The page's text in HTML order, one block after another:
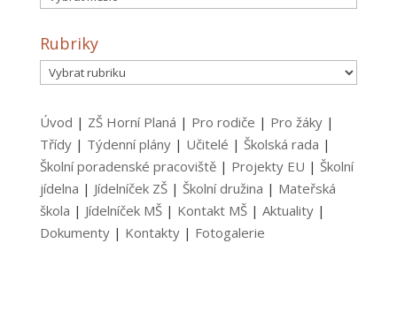
Rubriky
Rubriky
Úvod | ZŠ Horní Planá | Pro rodiče | Pro žáky|
Třídy| Týdenní plány| Učitelé | Školská rada |
Školní poradenské pracoviště| Projekty EU | Školní
jídelna | Jídelníček ZŠ| Školní družina | Mateřská
škola | Jídelníček MŠ| Kontakt MŠ| Aktuality|
Dokumenty| Kontakty| Fotogalerie